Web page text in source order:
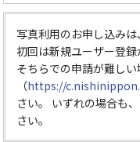
写真利用のお申し込み
初回は新規ユーザー登録
そちらでの申請が難し
（https://
さい。 いずれの場合も
さい。